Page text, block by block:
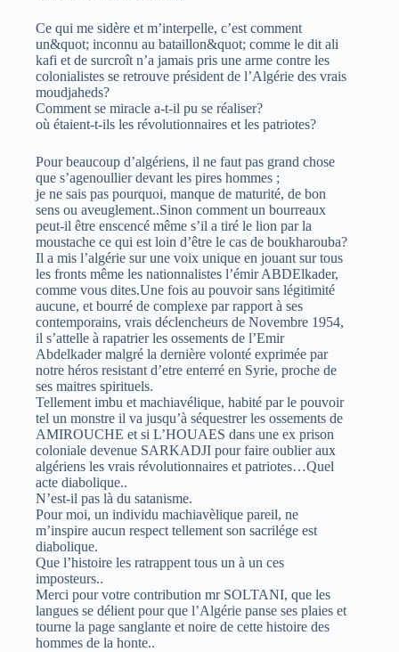
Ce qui me sidère et m’interpelle, c’est comment
un&quot; inconnu au bataillon&quot; comme le dit ali
kafi et de surcroît n’a jamais pris une arme contre les
colonialistes se retrouve président de l’Algérie des vrais
moudjaheds?
Comment se miracle a-t-il pu se réaliser?
où étaient-t-ils les révolutionnaires et les patriotes?
Pour beaucoup d’algériens, il ne faut pas grand chose
que s’agenoullier devant les pires hommes ;
je ne sais pas pourquoi, manque de maturité, de bon
sens ou aveuglement..Sinon comment un bourreaux
peut-il être enscencé même s’il a tiré le lion par la
moustache ce qui est loin d’être le cas de boukharouba?
Il a mis l’algérie sur une voix unique en jouant sur tous
les fronts même les nationnalistes l’émir ABDElkader,
comme vous dites.Une fois au pouvoir sans légitimité
aucune, et bourré de complexe par rapport à ses
contemporains, vrais déclencheurs de Novembre 1954,
il s’attelle à rapatrier les ossements de l’Emir
Abdelkader malgré la dernière volonté exprimée par
notre héros resistant d’etre enterré en Syrie, proche de
ses maitres spirituels.
Tellement imbu et machiavélique, habité par le pouvoir
tel un monstre il va jusqu’à séquestrer les ossements de
AMIROUCHE et si L’HOUAES dans une ex prison
coloniale devenue SARKADJI pour faire oublier aux
algériens les vrais révolutionnaires et patriotes…Quel
acte diabolique..
N’est-il pas là du satanisme.
Pour moi, un individu machiavèlique pareil, ne
m’inspire aucun respect tellement son sacrilége est
diabolique.
Que l’histoire les ratrappent tous un à un ces
imposteurs..
Merci pour votre contribution mr SOLTANI, que les
langues se délient pour que l’Algérie panse ses plaies et
tourne la page sanglante et noire de cette histoire des
hommes de la honte..